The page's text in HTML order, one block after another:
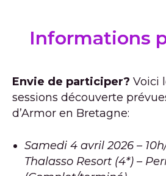
Informations
Envie de participer? Voici
sessions découverte
d’Armor en Bretagne:
Samedi 4 avril 2026 –
Thalasso Resort (4*) –